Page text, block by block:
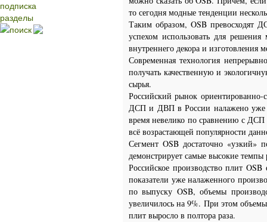
подписка
разделы
поиск
то сегодня модные тенденции
Таким образом, OSB превосходят
успехом использовать для
внутреннего декора и изготовления
Современная технология
получать качественную и
сырья.
Российский рынок
ДСП и ДВП в России налажено уже
время невелико по сравнению с ДСП
всё возрастающей популярности
Сегмент OSB достаточно
демонстрирует самые высокие темпы
Российское производство плит
показатели уже налаженного
по выпуску OSB, объемы
увеличилось на 9%. При этом
плит выросло в полтора раза.